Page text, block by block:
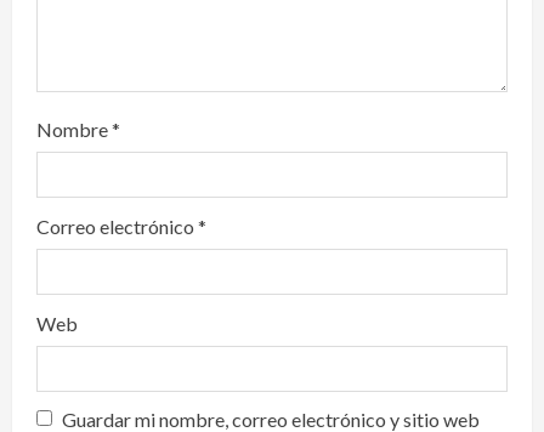
Nombre*
Correo electrónico *
Web
Guardar mi nombre, correo electrónico y sitio web